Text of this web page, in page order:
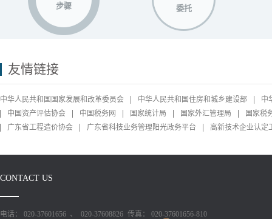
步骤
委托
友情链接
中华人民共和国国家发展和改革委员会 中华人民共和国住房和城乡建设部
中
中国资产评估协会
中国税务网 国家统计局 国家外汇管理局
国家税
广东省工程造价协会
广东省科技业务管理阳光政务平台 高新技术企业认定
CONTACT US
电话： 020-37601656 、 020-37608826 传真： 020-37601656-810